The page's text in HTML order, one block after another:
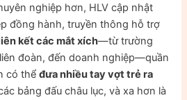
nghiệp hơn, HLV cập nhật
đồng hành, truyền thông hỗ trợ
kết các mắt xích—từ trường
đoàn, đến doanh nghiệp—quần
có thểđưa nhiều tay vợt trẻ ra
bảng đấu châu lục, và xa hơn là